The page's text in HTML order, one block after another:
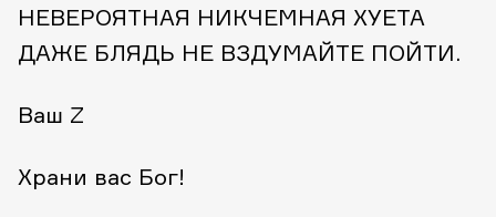
НЕВЕРОЯТНАЯ НИКЧЕМНАЯ ХУЕТА
ДАЖЕ БЛЯДЬ НЕ ВЗДУМАЙТЕ ПОЙТИ.
Ваш Z
Храни вас Бог!